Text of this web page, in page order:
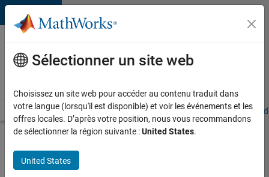
Passer au contenu
Votre
carrière
chez
Accueil Explorer nos opportunités Adresses de nos bureaux
d’autres
offres
Sélectionner un site web
Choisissez un site web pour accéder au contenu traduit dans
votre langue (lorsqu'il est disponible) et voir les événements et les
offres locales. D’après votre position, nous vous recommandons
de sélectionner la région suivante :United States.
United States